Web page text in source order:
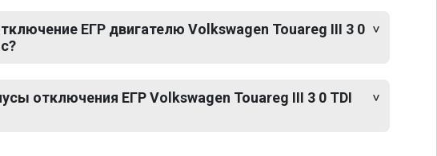
ЕГР двигателю Volkswagen Touareg III 3 0
отключения ЕГР Volkswagen Touareg III 3 0 TDI